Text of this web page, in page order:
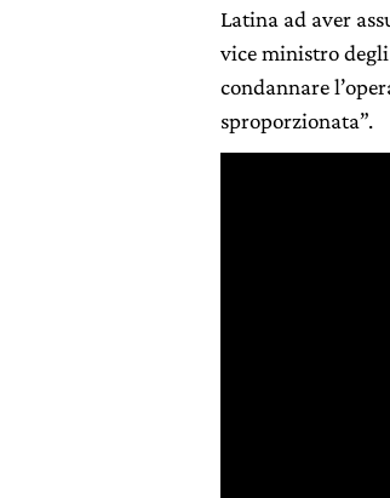
Latina ad aver
vice ministro
condannare
sproporzionata”.